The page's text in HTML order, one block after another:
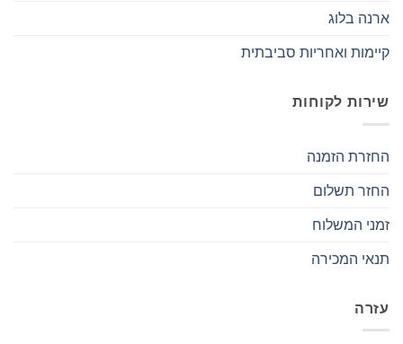
ארנה בלוג
קיימות ואחריות סביבתית
שירות לקוחות
החזרת הזמנה
החזר תשלום
זמני המשלוח
תנאי המכירה
עזרה